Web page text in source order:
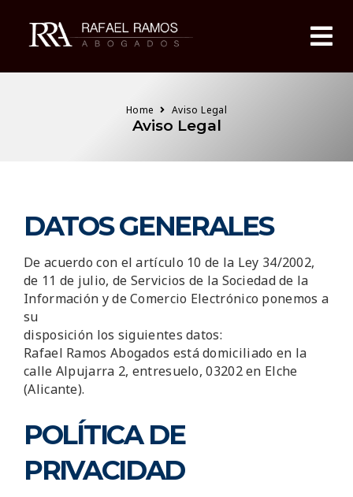
Home Aviso Legal
Aviso Legal
DATOS GENERALES
De acuerdo con el artículo 10 de la Ley 34/2002,
de 11 de julio, de Servicios de la Sociedad de la
Información y de Comercio Electrónico ponemos a
su
disposición los siguientes datos:
Rafael Ramos Abogados está domiciliado en la
calle Alpujarra 2, entresuelo, 03202 en Elche
(Alicante).
POLÍTICA DE
PRIVACIDAD